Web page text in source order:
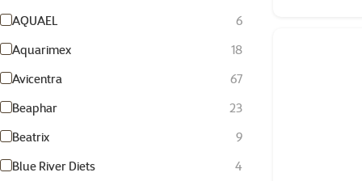
AQUAEL
6
Aquarimex
18
Avicentra
67
Beaphar
23
Beatrix
9
Blue River Diets
4